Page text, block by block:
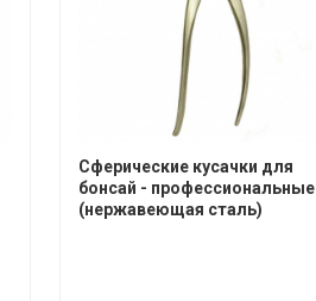
Сферические кусачки для
бонсай - профессиональные
(нержавеющая сталь)